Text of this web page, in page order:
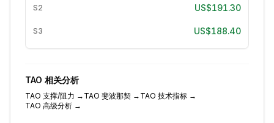
S2 US$191.30
S3 US$188.40
TAO 相关分析
TAO 支撑/阻力 → TAO 斐波那契 → TAO 技术指标 →
TAO 高级分析 →